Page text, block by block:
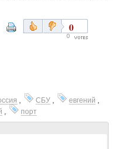
0
0
, СБУ , евгений ,
,
порт